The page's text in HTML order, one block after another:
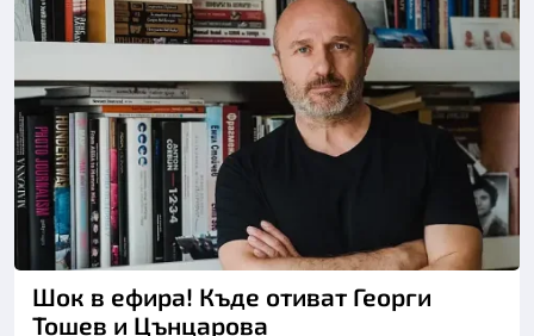
Шок в ефира! Къде отиват Георги
Тошев и Цънцарова